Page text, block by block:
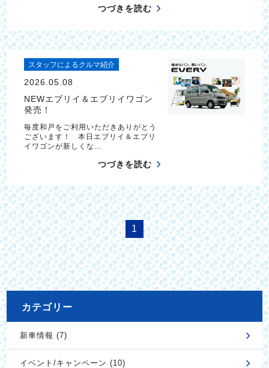
つづきを読む
スタッフによるクルマ紹介
2026.05.08
NEWエブリイ＆エブリイワゴン
発売！
毎度和戸をご利用いただきありがとう
ございます！ 本日エブリイ＆エブリ
イワゴンが新しくな…
つづきを読む
1
カテゴリー
新車情報 (7)
イベント/キャンペーン (10)